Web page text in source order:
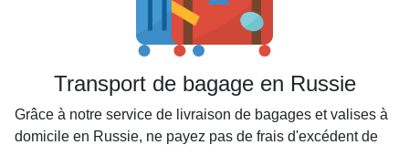
Transport de bagage en Russie
Grâce à notre service de livraison de bagages et valises à
domicile en Russie, ne payez pas de frais d'excédent de